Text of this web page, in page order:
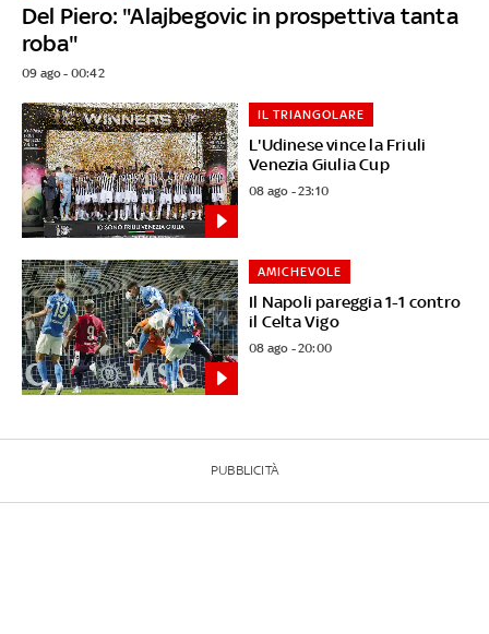
Del Piero: "Alajbegovic in prospettiva tanta
roba"
09 ago - 00:42
L'Udinese vince la Friuli
Venezia Giulia Cup
IL TRIANGOLARE
08 ago - 23:10
Il Napoli pareggia 1-1 contro
il Celta Vigo
AMICHEVOLE
08 ago - 20:00
PUBBLICITÀ